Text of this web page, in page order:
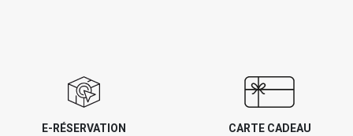
E-RÉSERVATION
CARTE CADEAU